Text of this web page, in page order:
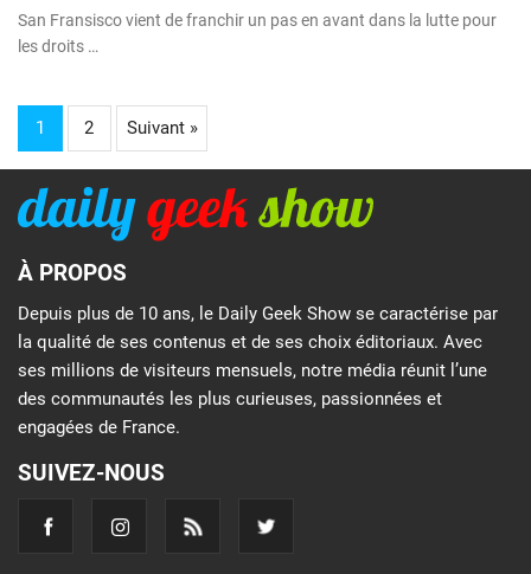
San Fransisco vient de franchir un pas en avant dans la lutte pour
les droits …
1 2 Suivant »
À PROPOS
Depuis plus de 10 ans, le Daily Geek Show se caractérise par
la qualité de ses contenus et de ses choix éditoriaux. Avec
ses millions de visiteurs mensuels, notre média réunit l’une
des communautés les plus curieuses, passionnées et
engagées de France.
SUIVEZ-NOUS